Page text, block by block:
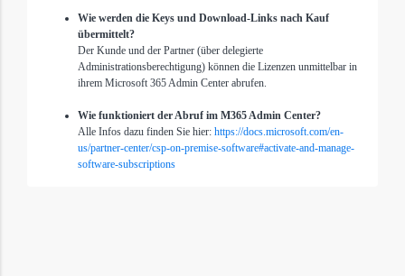
Wie werden die Keys und Download-Links nach Kauf
übermittelt?
Der Kunde und der Partner (über delegierte
Administrationsberechtigung) können die Lizenzen unmittelbar in
ihrem Microsoft 365 Admin Center abrufen.
Wie funktioniert der Abruf im M365 Admin Center?
Alle Infos dazu finden Sie hier: https://docs.microsoft.com/en-
us/partner-center/csp-on-premise-software#activate-and-manage-
software-subscriptions